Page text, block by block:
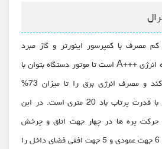
کم مصرف با کمپرسور اینورتر و گاز مبرد
R410a دارای رده انرژی +++A است تا موتور دستگاه بتوان با
سرعت متغیر کار کند و مصرف انرژی برق را تا میزان 73%
کاهش می دهد. و با قدرت پرتاب باد 20 متری است. در این
حرکت پره ها در چهار جهت اتاق و چرخش
کامل جریان هوا در 6 جهت عمودی و 5 جهت افقی فضای داخل را